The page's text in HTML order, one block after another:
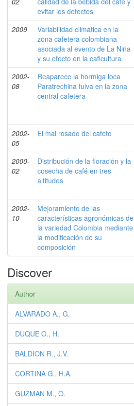
evitar los defectos
2009
Variabilidad climática en la
zona cafetera colombiana
asociada al evento de La Niña
y su efecto en la caficultura
2002-
08
Reaparece la hormiga loca
Paratrechina fulva en la zona
central cafetera
2002-
05
El mal rosado del cafeto
2000-
02
Distribución de la floración y la
cosecha de café en tres
altitudes
2002-
10
Mejoramiento de las
características agronómicas de
la variedad Colombia mediante
la modificación de su
composición
Discover
Author
ALVARADO A., G.
DUQUE O., H.
BALDION R., J.V.
CORTINA G., H.A.
GUZMAN M., O.